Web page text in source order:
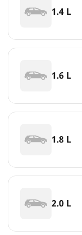
1.4 L
1.6 L
1.8 L
2.0 L